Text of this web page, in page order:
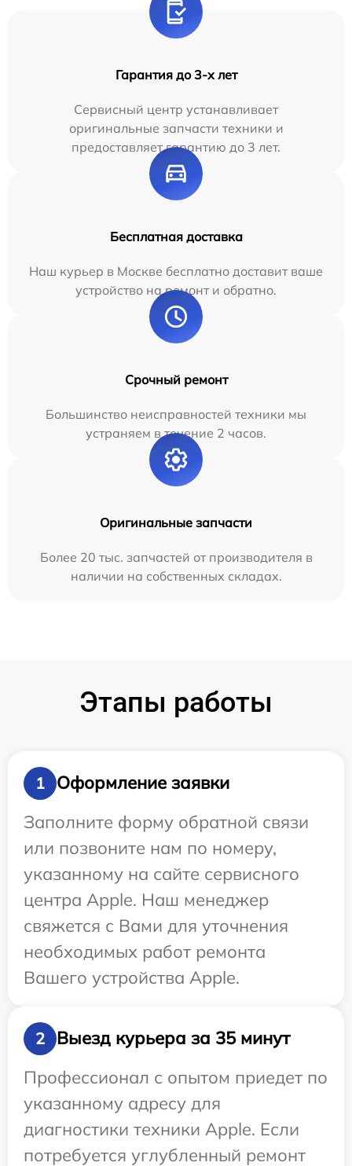
Гарантия до 3-х лет
Сервисный центр устанавливает
оригинальные запчасти техники и
предоставляет гарантию до 3 лет.
Бесплатная доставка
Наш курьер в Москве бесплатно доставит ваше
устройство на ремонт и обратно.
Срочный ремонт
Большинство неисправностей техники мы
устраняем в течение 2 часов.
Оригинальные запчасти
Более 20 тыс. запчастей от производителя в
наличии на собственных складах.
Этапы работы
1
Оформление заявки
Заполните форму обратной связи
или позвоните нам по номеру,
указанному на сайте сервисного
центра Apple. Наш менеджер
свяжется с Вами для уточнения
необходимых работ ремонта
Вашего устройства Apple.
2
Выезд курьера за 35 минут
Профессионал с опытом приедет по
указанному адресу для
диагностики техники Apple. Если
потребуется углубленный ремонт